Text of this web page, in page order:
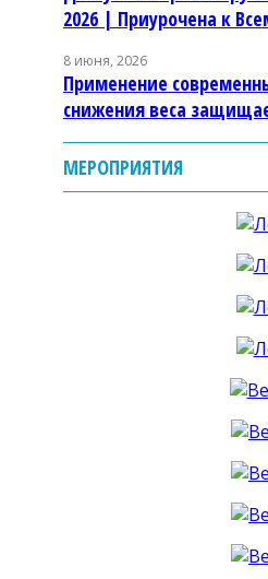
2026 | Приурочена к
8 июня, 2026
Применение
снижения веса
МЕРОПРИЯТИЯ